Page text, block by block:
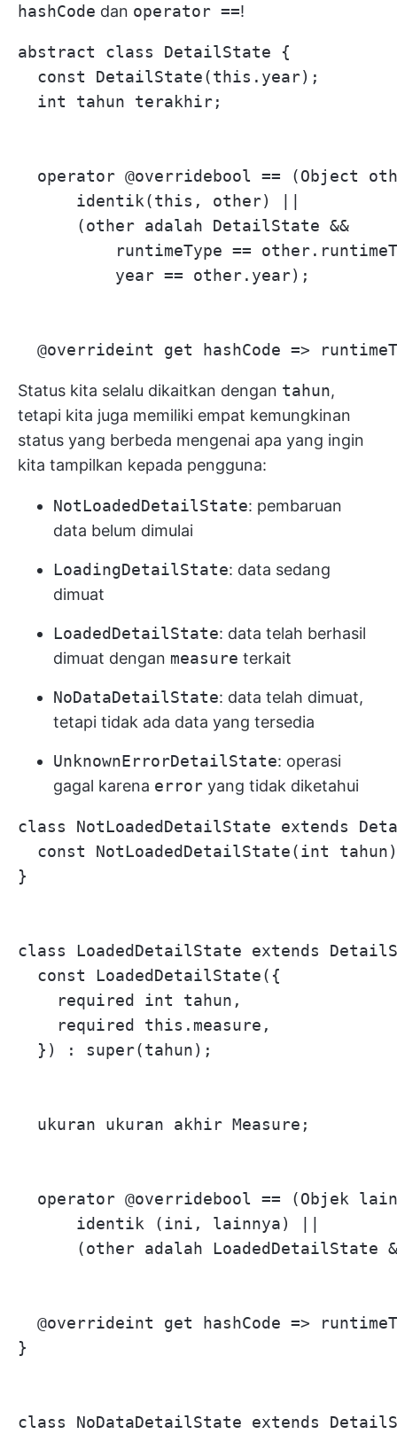
hashCode dan operator ==!
abstract class DetailState {
  const DetailState(this.year);
  int tahun terakhir;
operator @overridebool == (Object
      identik(this, other) ||
      (other adalah DetailState &&
runtimeType ==
          year == other.year);
Status kita selalu dikaitkan dengan tahun,
tetapi kita juga memiliki empat kemungkinan
status yang berbeda mengenai apa yang ingin
kita tampilkan kepada pengguna:
NotLoadedDetailState: pembaruan
data belum dimulai
LoadingDetailState: data sedang
dimuat
LoadedDetailState: data telah berhasil
dimuat dengan measure terkait
NoDataDetailState: data telah dimuat,
tetapi tidak ada data yang tersedia
UnknownErrorDetailState: operasi
gagal karena error yang tidak diketahui
class NotLoadedDetailState extends
const NotLoadedDetailState(int
}
class LoadedDetailState extends
  const LoadedDetailState({
    required int tahun,
    required this.measure,
  }) : super(tahun);
  ukuran ukuran akhir Measure;
operator @overridebool == (Objek
      identik (ini, lainnya) ||
(other adalah LoadedDetailState
@overrideint get hashCode =>
}
class NoDataDetailState extends